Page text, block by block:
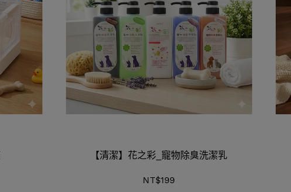
【清潔】花之彩_寵物除臭洗潔乳
NT$199